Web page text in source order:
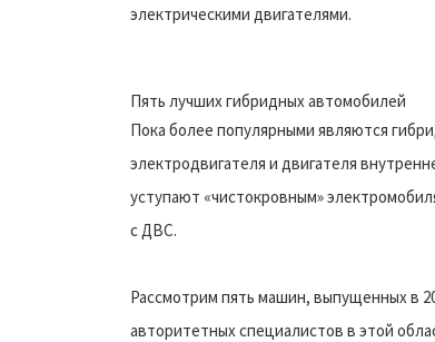
электрическими двигателями.
Пять лучших гибридных автомобилей
Пока более популярными являются
электродвигателя и двигателя
уступают «чистокровным»
с ДВС.
Рассмотрим пять машин, выпущенных в
авторитетных специалистов в этой